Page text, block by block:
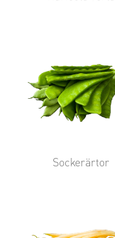
Sockerärtor